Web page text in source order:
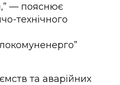
— пояснює
технічного
та аварійних